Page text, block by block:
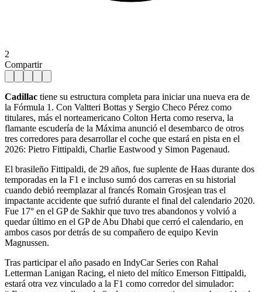
2
Compartir
Cadillac tiene su estructura completa para iniciar una nueva era de
la Fórmula 1. Con Valtteri Bottas y Sergio Checo Pérez como
titulares, más el norteamericano Colton Herta como reserva, la
flamante escudería de la Máxima anunció el desembarco de otros
tres corredores para desarrollar el coche que estará en pista en el
2026: Pietro Fittipaldi, Charlie Eastwood y Simon Pagenaud.
El brasileño Fittipaldi, de 29 años, fue suplente de Haas durante dos
temporadas en la F1 e incluso sumó dos carreras en su historial
cuando debió reemplazar al francés Romain Grosjean tras el
impactante accidente que sufrió durante el final del calendario 2020.
Fue 17° en el GP de Sakhir que tuvo tres abandonos y volvió a
quedar último en el GP de Abu Dhabi que cerró el calendario, en
ambos casos por detrás de su compañero de equipo Kevin
Magnussen.
Tras participar el año pasado en IndyCar Series con Rahal
Letterman Lanigan Racing, el nieto del mítico Emerson Fittipaldi,
estará otra vez vinculado a la F1 como corredor del simulador: